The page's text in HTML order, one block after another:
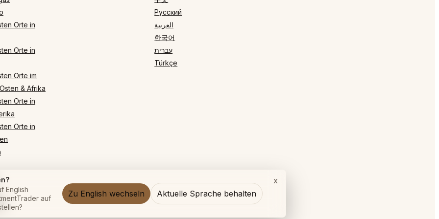
Orte in
Orte in
Orte im
& Afrika
Orte in
Orte in
Русский
العربية
한국어
עברית
Türkçe
English
auf
Zu English wechseln Aktuelle Sprache behalten
x